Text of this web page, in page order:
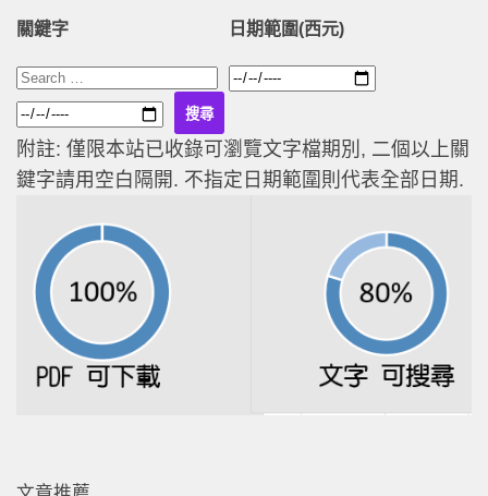
關鍵字 日期範圍(西元)
附註: 僅限本站已收錄可瀏覽文字檔期別, 二個以上關
鍵字請用空白隔開. 不指定日期範圍則代表全部日期.